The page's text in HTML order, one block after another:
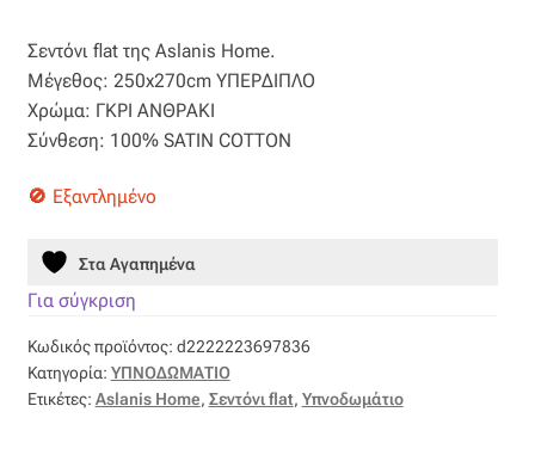
Βελούδο
Γάζα
Γκρο
Δαντέλα
was:
38,50 €.
τιμή
είναι:
19,25 €.
Σεντόνι flat της Aslanis Home.
Μέγεθος: 250x270cm ΥΠΕΡΔΙΠΛΟ
Χρώμα: ΓΚΡΙ ΑΝΘΡΑΚΙ
Σύνθεση: 100% SATIN COTTON
Εξαντλημένο
Στα Αγαπημένα
Για σύγκριση
Κωδικός προϊόντος: d2222223697836
Κατηγορία: ΥΠΝΟΔΩΜΑΤΙΟ
Ετικέτες: Aslanis Home, Σεντόνι flat, Υπνοδωμάτιο